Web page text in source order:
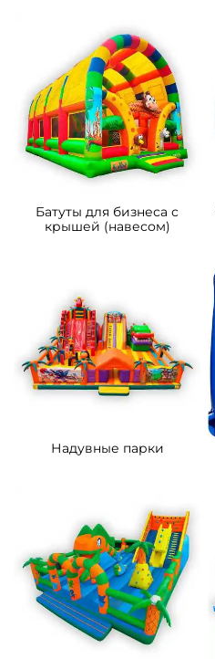
Батуты для бизнеса с
крышей (навесом)
Надувные парки